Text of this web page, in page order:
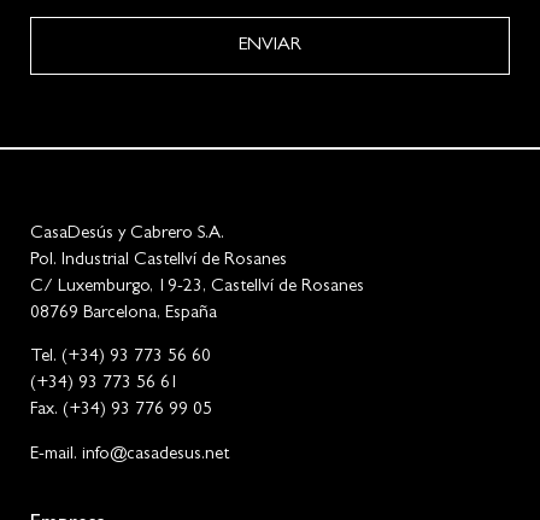
ENVIAR
CasaDesús y Cabrero S.A.
Pol. Industrial Castellví de Rosanes
C/ Luxemburgo, 19-23, Castellví de Rosanes
08769 Barcelona, España
Tel. (+34) 93 773 56 60
(+34) 93 773 56 61
Fax. (+34) 93 776 99 05
E-mail. info@casadesus.net